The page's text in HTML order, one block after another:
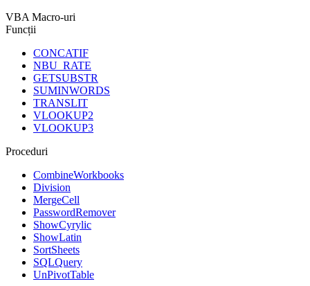
VBA Macro-uri
Funcții
CONCATIF
NBU_RATE
GETSUBSTR
SUMINWORDS
TRANSLIT
VLOOKUP2
VLOOKUP3
Proceduri
CombineWorkbooks
Division
MergeCell
PasswordRemover
ShowCyrylic
ShowLatin
SortSheets
SQLQuery
UnPivotTable